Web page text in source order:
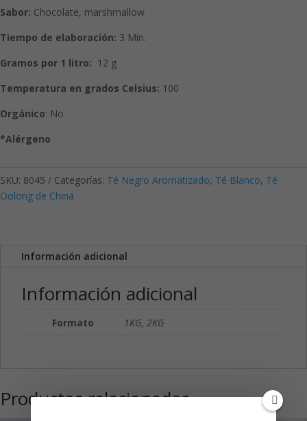
Sabor: Chocolate, marshmallow
Tiempo de elaboración: 3 Min.
Gramos por 1 litro: 12 g
Temperatura en grados Celsius: 100
Orgánico: No
*Alérgeno
SKU: 8045 Categorías: Té Negro Aromatizado, Té Blanco, Té
Oolong de China
Información adicional
Información adicional
Formato 1KG, 2KG
Productos relacionados